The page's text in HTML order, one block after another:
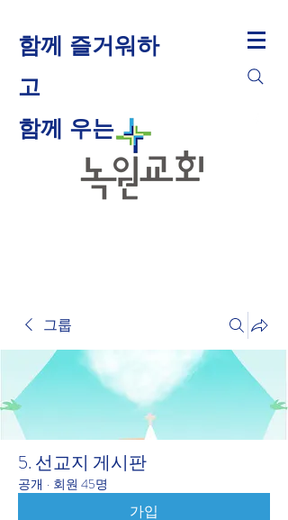
함께 즐거워하
고
​함께 우는
그룹
5. 선교지 게시판
공개 · 회원 45명
가입